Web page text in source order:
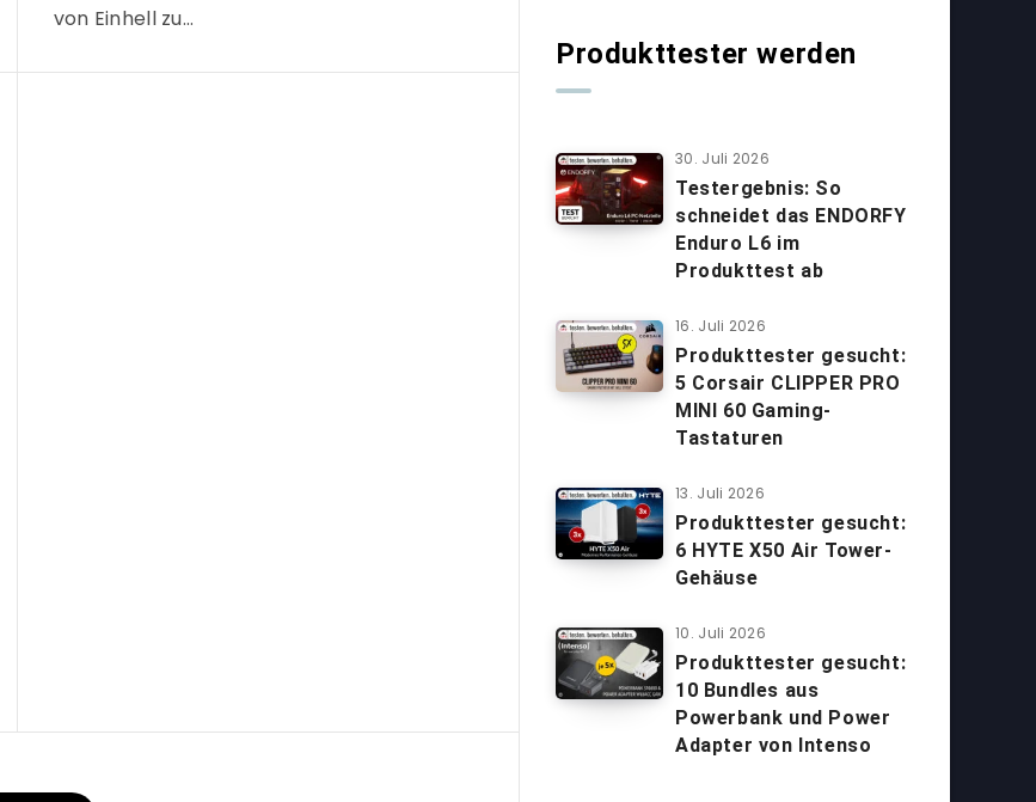
von Einhell zu…
Produkttester werden
30. Juli 2026
Testergebnis: So
schneidet das ENDORFY
Enduro L6 im
Produkttest ab
16. Juli 2026
Produkttester gesucht:
5 Corsair CLIPPER PRO
MINI 60 Gaming-
Tastaturen
13. Juli 2026
Produkttester gesucht:
6 HYTE X50 Air Tower-
Gehäuse
10. Juli 2026
Produkttester gesucht:
10 Bundles aus
Powerbank und Power
Adapter von Intenso